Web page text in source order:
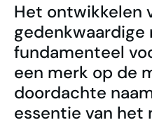
Het ontwikkelen
gedenkwaardige
fundamenteel
een merk op de
doordachte
essentie van het